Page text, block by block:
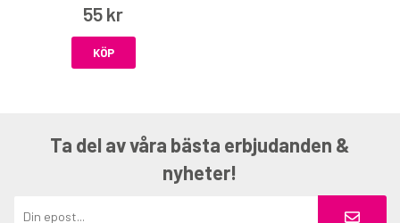
55 kr
KÖP
Ta del av våra bästa erbjudanden &
nyheter!